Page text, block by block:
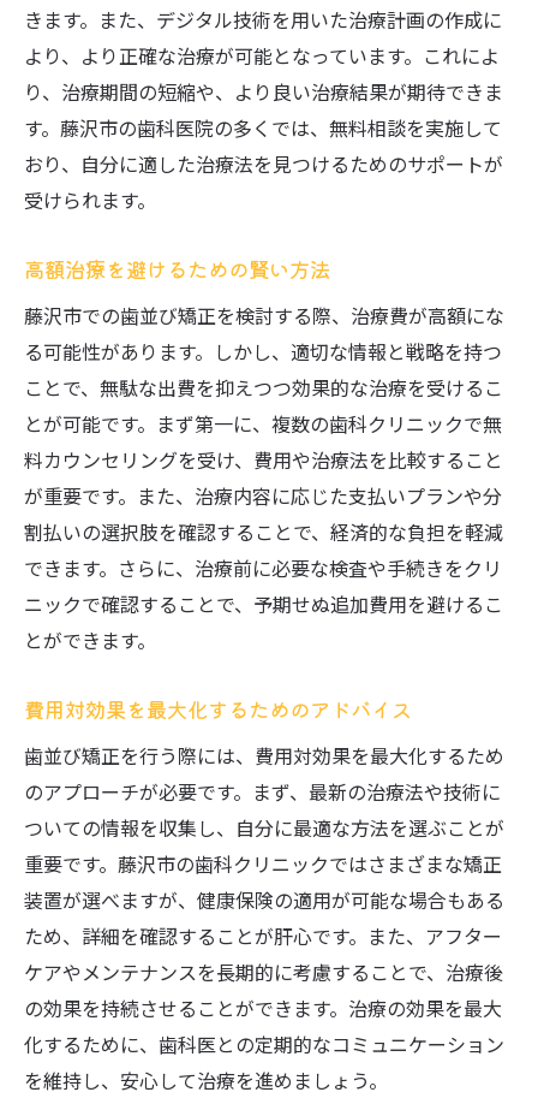
きます。また、デジタル技術を用いた治療計画の作成に
より、より正確な治療が可能となっています。これによ
り、治療期間の短縮や、より良い治療結果が期待できま
す。藤沢市の歯科医院の多くでは、無料相談を実施して
おり、自分に適した治療法を見つけるためのサポートが
受けられます。
高額治療を避けるための賢い方法
藤沢市での歯並び矯正を検討する際、治療費が高額にな
る可能性があります。しかし、適切な情報と戦略を持つ
ことで、無駄な出費を抑えつつ効果的な治療を受けるこ
とが可能です。まず第一に、複数の歯科クリニックで無
料カウンセリングを受け、費用や治療法を比較すること
が重要です。また、治療内容に応じた支払いプランや分
割払いの選択肢を確認することで、経済的な負担を軽減
できます。さらに、治療前に必要な検査や手続きをクリ
ニックで確認することで、予期せぬ追加費用を避けるこ
とができます。
費用対効果を最大化するためのアドバイス
歯並び矯正を行う際には、費用対効果を最大化するため
のアプローチが必要です。まず、最新の治療法や技術に
ついての情報を収集し、自分に最適な方法を選ぶことが
重要です。藤沢市の歯科クリニックではさまざまな矯正
装置が選べますが、健康保険の適用が可能な場合もある
ため、詳細を確認することが肝心です。また、アフター
ケアやメンテナンスを長期的に考慮することで、治療後
の効果を持続させることができます。治療の効果を最大
化するために、歯科医との定期的なコミュニケーション
を維持し、安心して治療を進めましょう。